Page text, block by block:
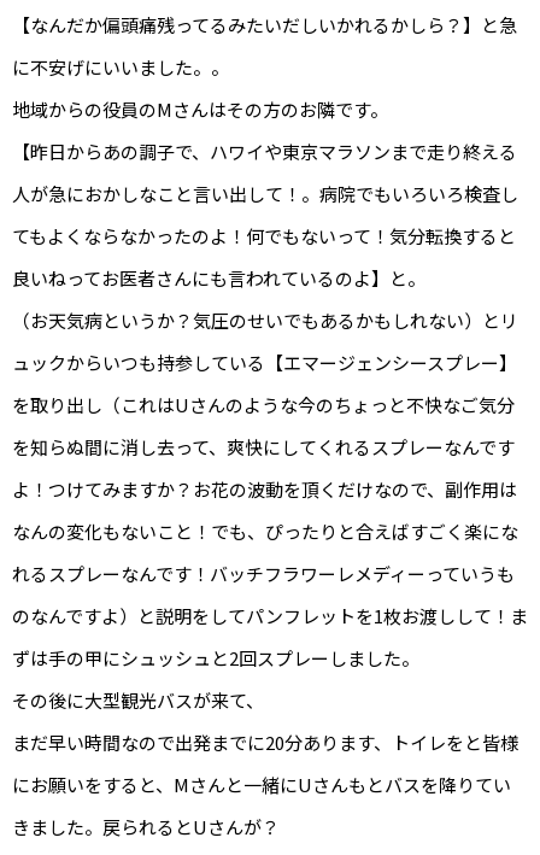
【なんだか偏頭痛残ってるみたいだしいかれるかしら？】と急
に不安げにいいました。。
地域からの役員のMさんはその方のお隣です。
【昨日からあの調子で、ハワイや東京マラソンまで走り終える
人が急におかしなこと言い出して！。病院でもいろいろ検査し
てもよくならなかったのよ！何でもないって！気分転換すると
良いねってお医者さんにも言われているのよ】と。
（お天気病というか？気圧のせいでもあるかもしれない）とリ
ュックからいつも持参している【エマージェンシースプレー】
を取り出し（これはUさんのような今のちょっと不快なご気分
を知らぬ間に消し去って、爽快にしてくれるスプレーなんです
よ！つけてみますか？お花の波動を頂くだけなので、副作用は
なんの変化もないこと！でも、ぴったりと合えばすごく楽にな
れるスプレーなんです！バッチフラワーレメディーっていうも
のなんですよ）と説明をしてパンフレットを1枚お渡しして！ま
ずは手の甲にシュッシュと2回スプレーしました。
その後に大型観光バスが来て、
まだ早い時間なので出発までに20分あります、トイレをと皆様
にお願いをすると、Mさんと一緒にUさんもとバスを降りてい
きました。戻られるとUさんが？